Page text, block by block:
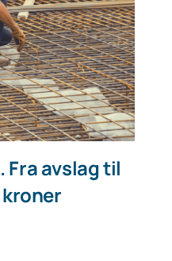
Fra avslag til